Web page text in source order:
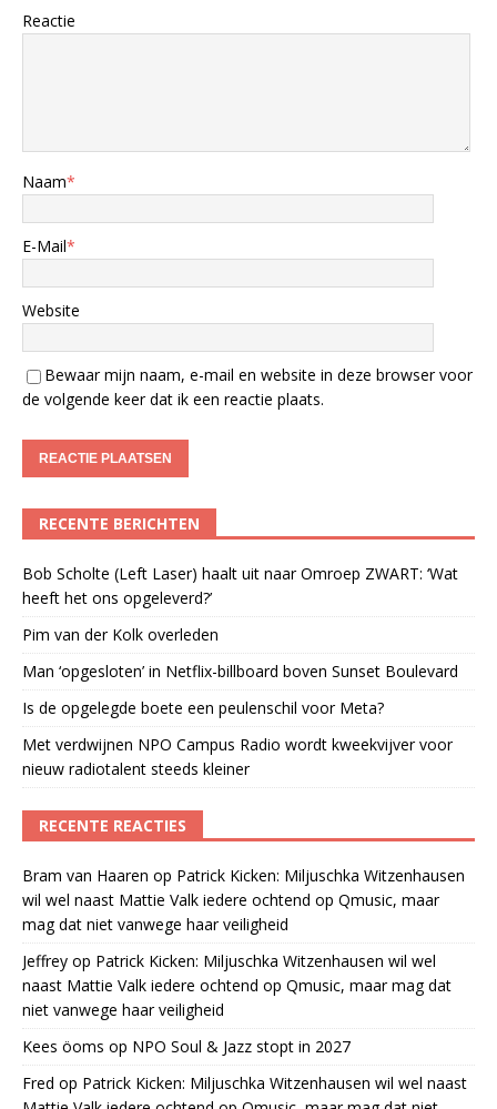
Reactie
Naam*
E-Mail*
Website
Bewaar mijn naam, e-mail en website in deze browser voor
de volgende keer dat ik een reactie plaats.
RECENTE BERICHTEN
Bob Scholte (Left Laser) haalt uit naar Omroep ZWART: ‘Wat
heeft het ons opgeleverd?’
Pim van der Kolk overleden
Man ‘opgesloten’ in Netflix-billboard boven Sunset Boulevard
Is de opgelegde boete een peulenschil voor Meta?
Met verdwijnen NPO Campus Radio wordt kweekvijver voor
nieuw radiotalent steeds kleiner
RECENTE REACTIES
Bram van Haaren op Patrick Kicken: Miljuschka Witzenhausen
wil wel naast Mattie Valk iedere ochtend op Qmusic, maar
mag dat niet vanwege haar veiligheid
Jeffrey op Patrick Kicken: Miljuschka Witzenhausen wil wel
naast Mattie Valk iedere ochtend op Qmusic, maar mag dat
niet vanwege haar veiligheid
Kees öoms op NPO Soul & Jazz stopt in 2027
Fred op Patrick Kicken: Miljuschka Witzenhausen wil wel naast